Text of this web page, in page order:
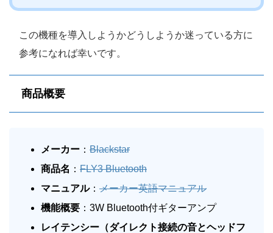
この機種を導入しようかどうしようか迷っている方に
参考になれば幸いです。
商品概要
メーカー ： Blackstar
商品名 ： FLY3 Bluetooth
マニュアル： メーカー英語マニュアル
機能概要 ：3W Bluetooth付ギターアンプ
レイテンシー（ダイレクト接続の音とヘッドフ